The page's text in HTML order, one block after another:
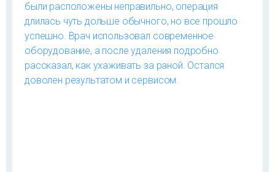
были расположены неправильно, операция
длилась чуть дольше обычного, но все прошло
успешно. Врач использовал современное
оборудование, а после удаления подробно
рассказал, как ухаживать за раной. Остался
доволен результатом и сервисом.